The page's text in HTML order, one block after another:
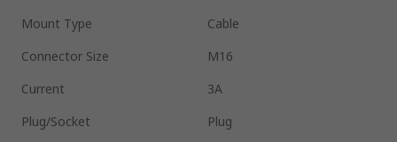
Mount Type
Cable
Connector Size
M16
Current
3A
Plug/Socket
Plug